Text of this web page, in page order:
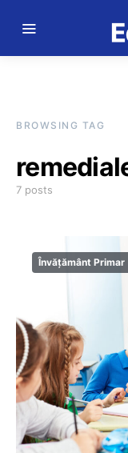
BROWSING TAG
7 posts
Învățământ Primar